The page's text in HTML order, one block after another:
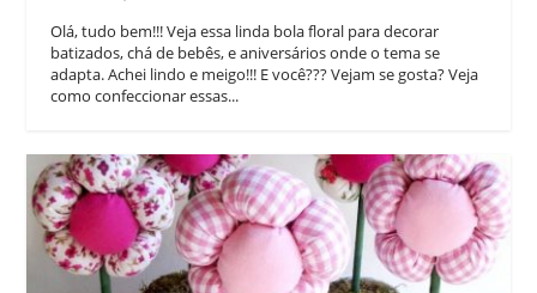
Olá, tudo bem!!! Veja essa linda bola floral para decorar
batizados, chá de bebês, e aniversários onde o tema se
adapta. Achei lindo e meigo!!! E você??? Vejam se gosta? Veja
como confeccionar essas...